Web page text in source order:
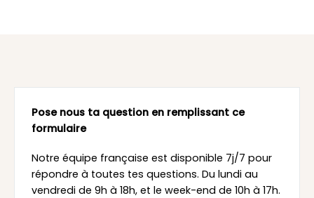
Pose nous ta question en remplissant ce
formulaire
Notre équipe française est disponible 7j/7 pour
répondre à toutes tes questions. Du lundi au
vendredi de 9h à 18h, et le week-end de 10h à 17h.